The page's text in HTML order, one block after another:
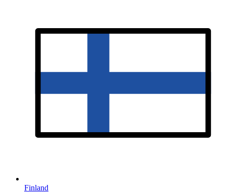
Finland